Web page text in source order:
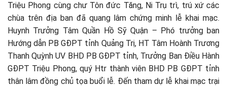
Triệu Phong cùng chư Tôn đức Tăng, Ni Trụ trì, trú xứ các
chùa trên địa ban đã quang lâm chứng minh lễ khai mạc.
Huynh Trưởng Tâm Quần Hồ Sỹ Quận – Phó trưởng ban
Hướng dẫn PB GĐPT tỉnh Quảng Trị, HT Tâm Hoành Trương
Thanh Quỳnh UV BHD PB GĐPT tỉnh, Trưởng Ban Điều Hành
GĐPT Triệu Phong, quý Htr thành viên BHD PB GĐPT tỉnh
thân lâm đồng chủ tọa buổi lễ. Đến tham dự lễ khai mạc trại